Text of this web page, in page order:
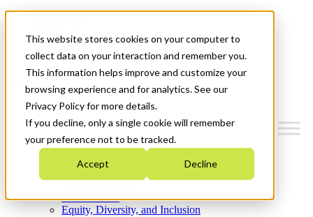
This website stores cookies on your computer to
collect data on your interaction and remember you.
This information helps improve and customize your
browsing experience and for analytics. See our
Privacy Policy for more details.
If you decline, only a single cookie will remember
your preference not to be tracked.
Accept Decline
News & Events
Get Started
Menu
Who We Are
Strategic Plan 2026-2030
What We Do
Equity, Diversity, and Inclusion